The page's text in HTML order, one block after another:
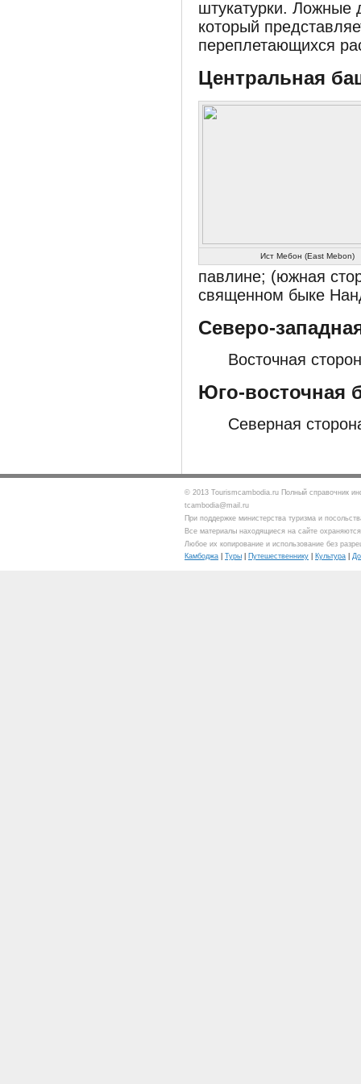
штукатурки. Ложные
который
переплетающихся
Центральная
Ист Мебон (East Mebon)
павлине; (южная
священном быке
Северо-
Восточная
Юго-восточная
Северная
© 2013 Tourismcambodia.ru Полный справочник
tcambodia@mail.ru
При поддержке министерства туризма и
Все материалы находящиеся на сайте
Любое их копирование и использование без
Камбоджа
Туры Путешественнику Культура